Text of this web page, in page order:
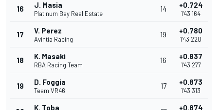
16 J. Masia
Platinum Bay Real Estate
14 +0.724
1'43.164
17 V. Perez
Avintia Racing
19 +0.780
1'43.220
18 K. Masaki
RBA Racing Team
16 +0.837
1'43.277
19 D. Foggia
Team VR46
17 +0.873
1'43.313
K. Toba +0.874